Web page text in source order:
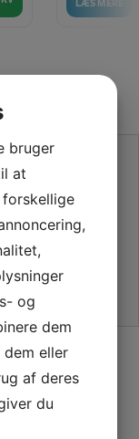
LÆS MERE
bruger
at
og
dem
eller
af deres
du